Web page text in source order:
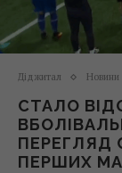
Діджитал Новини
СТАЛО
ПЕРЕГЛЯД
ПЕРШИХ